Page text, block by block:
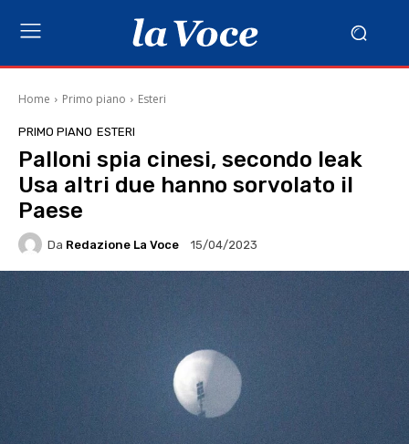
Home Primo piano Esteri
PRIMO PIANO ESTERI
Palloni spia cinesi, secondo leak
Usa altri due hanno sorvolato il
Paese
Da Redazione La Voce 15/04/2023